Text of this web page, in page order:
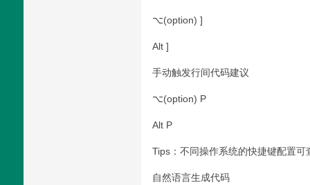
⌥(option) ]
Alt ]
手动触发行间代码建议
⌥(option) P
Alt P
Tips：不同操作系统的快捷键配置可
自然语言生成代码